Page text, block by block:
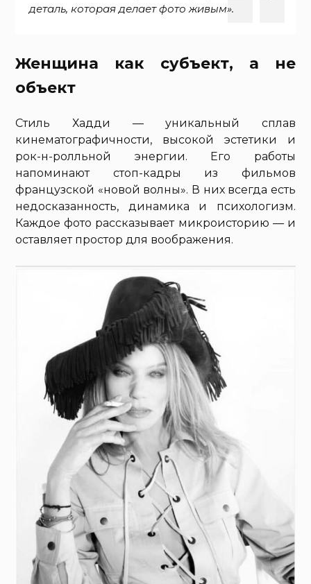
деталь, которая делает фото живым».
Женщина как субъект, а не
объект
Стиль Хадди — уникальный сплав
кинематографичности, высокой эстетики и
рок-н-ролльной энергии. Его работы
напоминают стоп-кадры из фильмов
французской «новой волны». В них всегда есть
недосказанность, динамика и психологизм.
Каждое фото рассказывает микроисторию — и
оставляет простор для воображения.